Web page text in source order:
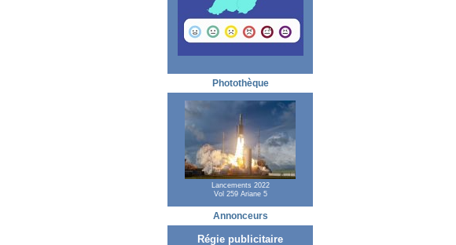
Photothèque
Lancements 2022
Vol 259 Ariane 5
Annonceurs
Régie publicitaire